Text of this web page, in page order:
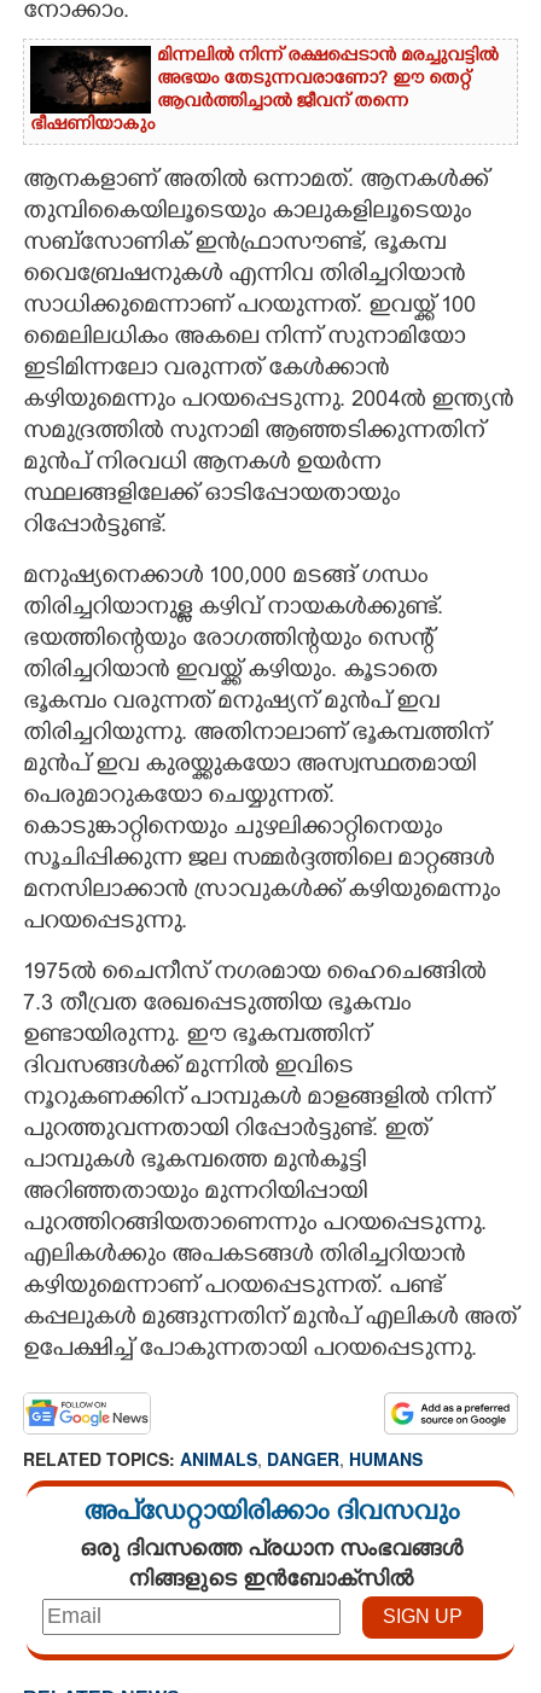
നോക്കാം.
മിന്നലിൽ നിന്ന് രക്ഷപ്പെടാൻ മരച്ചുവട്ടിൽ
അഭയം തേടുന്നവരാണോ? ഈ തെറ്റ്
ആവർത്തിച്ചാൽ ജീവന് തന്നെ
ഭീഷണിയാകും
ആനകളാണ് അതിൽ ഒന്നാമത്. ആനകൾക്ക്
തുമ്പികെെയിലൂടെയും കാലുകളിലൂടെയും
സബ്സോണിക് ഇൻഫ്രാസൗണ്ട്,​ ഭൂകമ്പ
വെെബ്രേഷനുകൾ എന്നിവ തിരിച്ചറിയാൻ
സാധിക്കുമെന്നാണ് പറയുന്നത്. ഇവയ്ക്ക് 100
മെെലിലധികം അകലെ നിന്ന് സുനാമിയോ
ഇടിമിന്നലോ വരുന്നത് കേൾക്കാൻ
കഴിയുമെന്നും പറയപ്പെടുന്നു. 2004ൽ ഇന്ത്യൻ
സമുദ്രത്തിൽ സുനാമി ആഞ്ഞടിക്കുന്നതിന്
മുൻപ് നിരവധി ആനകൾ ഉയർന്ന
സ്ഥലങ്ങളിലേക്ക് ഓടിപ്പോയതായും
റിപ്പോർട്ടുണ്ട്.
മനുഷ്യനെക്കാൾ 100,000 മടങ്ങ് ഗന്ധം
തിരിച്ചറിയാനുള്ള കഴിവ് നായകൾക്കുണ്ട്.
ഭയത്തിന്റെയും രോഗത്തിന്റയും സെന്റ്
തിരിച്ചറിയാൻ ഇവയ്ക്ക് കഴിയും. കൂടാതെ
ഭൂകമ്പം വരുന്നത് മനുഷ്യന് മുൻപ് ഇവ
തിരിച്ചറിയുന്നു. അതിനാലാണ് ഭൂകമ്പത്തിന്
മുൻപ് ഇവ കുരയ്ക്കുകയോ അസ്വസ്ഥതമായി
പെരുമാറുകയോ ചെയ്യുന്നത്.
കൊടുങ്കാറ്റിനെയും ചുഴലിക്കാറ്റിനെയും
സൂചിപ്പിക്കുന്ന ജല സമ്മർദ്ദത്തിലെ മാറ്റങ്ങൾ
മനസിലാക്കാൻ സ്രാവുകൾക്ക് കഴിയുമെന്നും
പറയപ്പെടുന്നു.
1975ൽ ചെെനീസ് നഗരമായ ഹെെചെങ്ങിൽ
7.3 തീവ്രത രേഖപ്പെടുത്തിയ ഭൂകമ്പം
ഉണ്ടായിരുന്നു. ഈ ഭൂകമ്പത്തിന്
ദിവസങ്ങൾക്ക് മുന്നിൽ ഇവിടെ
നൂറുകണക്കിന് പാമ്പുകൾ മാളങ്ങളിൽ നിന്ന്
പുറത്തുവന്നതായി റിപ്പോർട്ടുണ്ട്. ഇത്
പാമ്പുകൾ ഭൂകമ്പത്തെ മുൻകൂട്ടി
അറിഞ്ഞതായും മുന്നറിയിപ്പായി
പുറത്തിറങ്ങിയതാണെന്നും പറയപ്പെടുന്നു.
എലികൾക്കും അപകടങ്ങൾ തിരിച്ചറിയാൻ
കഴിയുമെന്നാണ് പറയപ്പെടുന്നത്. പണ്ട്
കപ്പലുകൾ മുങ്ങുന്നതിന് മുൻപ് എലികൾ അത്
ഉപേക്ഷിച്ച് പോകുന്നതായി പറയപ്പെടുന്നു.
RELATED TOPICS: ANIMALS, DANGER, HUMANS
അപ്ഡേറ്റായിരിക്കാം ദിവസവും
ഒരു ദിവസത്തെ പ്രധാന സംഭവങ്ങൾ
നിങ്ങളുടെ ഇൻബോക്സിൽ